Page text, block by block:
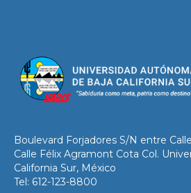
Boulevard Forjadores S/N entre
Calle Félix Agramont Cota Col.
California Sur, México
Tel: 612-123-8800